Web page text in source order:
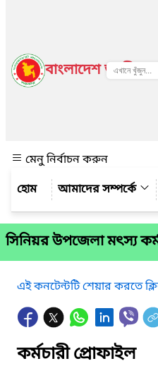
বাংলাদেশ জাতীয়
মেনু নির্বাচন করুন
আমাদের সম্পর্কে
সিনিয়র উপজেলা মৎস্য
এই কনটেন্টটি শেয়ার করতে
কর্মচারী প্রোফাইল